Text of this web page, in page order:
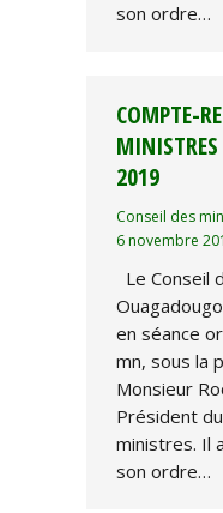
son ordre…
COMPTE-
2019
Conseil des
6 novembre
Le Conseil
en séance
mn, sous la
Monsieur
Président
ministres. Il
son ordre…